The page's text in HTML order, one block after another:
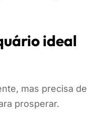
ideal
mas precisa de
prosperar.